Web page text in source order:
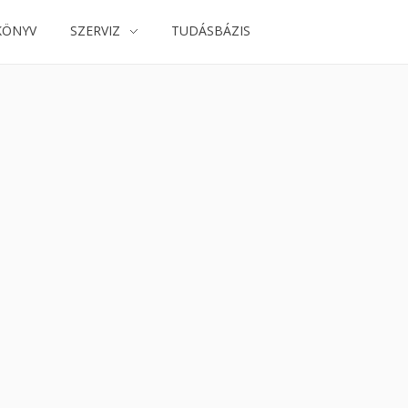
SZERVIZ TUDÁSBÁZIS